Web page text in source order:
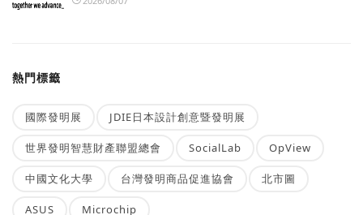
熱門標籤
國際發明展 JDIE日本設計創意暨發明展
世界發明智慧財產聯盟總會 SocialLab OpView
中國文化大學 台灣發明商品促進協會 北市圖
ASUS Microchip